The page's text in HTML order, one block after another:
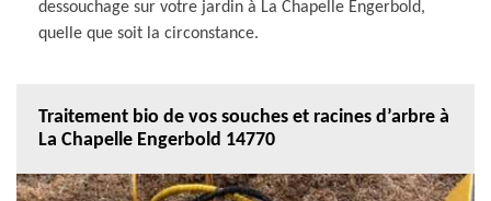
dessouchage sur votre jardin à La Chapelle Engerbold,
quelle que soit la circonstance.
Traitement bio de vos souches et racines d’arbre à
La Chapelle Engerbold 14770